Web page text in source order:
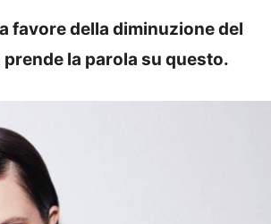
favore della diminuzione del
la parola su questo.